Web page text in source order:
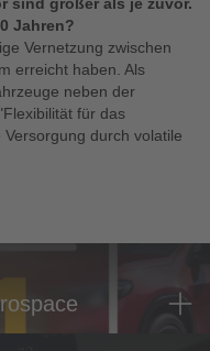
sind größer als je zuvor.
Jahren?
Vernetzung zwischen
erreicht haben. Als
neben der
für das
durch volatile